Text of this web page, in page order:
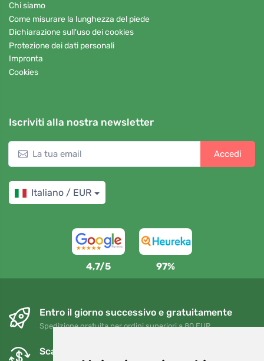
Chi siamo
Come misurare la lunghezza del piede
Dichiarazione sull'uso dei cookies
Protezione dei dati personali
Impronta
Cookies
Iscriviti alla nostra newsletter
Accedi
Italiano / EUR
4,7/5 97%
Entro il giorno successivo e gratuitamente
Spedizione gratuita per ordini superiori a 80 EUR
Scambi e resi gratuiti